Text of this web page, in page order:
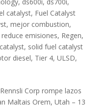
catalyst, Fuel Catalyst
, mejor combustion,
reduce emisiones, Regen,
, solid fuel catalyst
diesel, Tier 4, ULSD,
Corp rompe lazos
Maltais Orem, Utah – 13